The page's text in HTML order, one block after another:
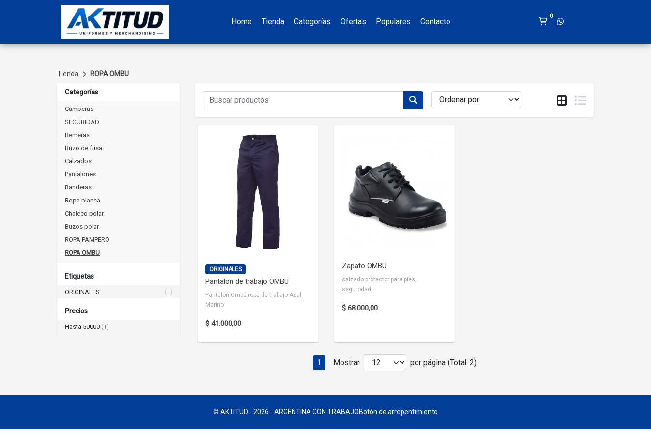
Home Tienda Categorías Ofertas Populares Contacto
0
Tienda ROPA OMBU
Categorías
Camperas
SEGURIDAD
Remeras
Buzo de frisa
Calzados
Pantalones
Banderas
Ropa blanca
Chaleco polar
Buzos polar
ROPA PAMPERO
ROPA OMBU
Etiquetas
ORIGINALES
Precios
Hasta 50000 (1)
Calzado de seguridad
ORIGINALES
Pantalon de trabajo OMBU
Pantalon Ombú ropa de trabajo Azul
Marino
$ 41.000,00
Zapato OMBU
calzado protector para pies,
segurodad
$ 68.000,00
1 Mostrar por página (Total: 2)
© AKTITUD - 2026 - ARGENTINA CON TRABAJOBotón de arrepentimiento